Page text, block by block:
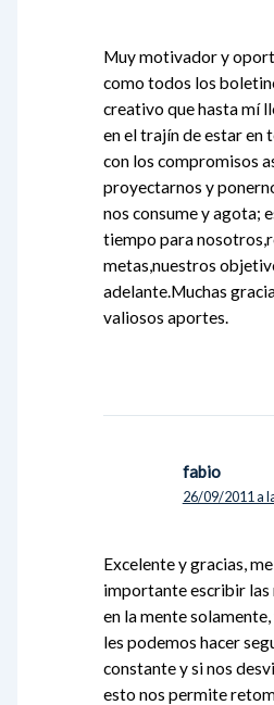
Muy motivador y
como todos los
creativo que hasta mí
en el trajín de estar en
con los compromisos
proyectarnos y
nos consume y agota;
tiempo para
metas,nuestros
adelante.Muchas
valiosos aportes.
fabio
26/09/2011 a
Excelente y gracias,
importante escribir las
en la mente
les podemos hacer
constante y si nos
esto nos permite